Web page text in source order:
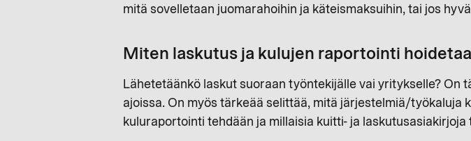
mitä sovelletaan juomarahoihin ja käteismaksuihin, tai jos
Miten laskutus ja kulujen raportointi
Lähetetäänkö laskut suoraan työntekijälle vai yritykselle? On
ajoissa. On myös tärkeää selittää, mitä järjestelmiä/työkaluja
kuluraportointi tehdään ja millaisia kuitti- ja laskutusasiakirjoja